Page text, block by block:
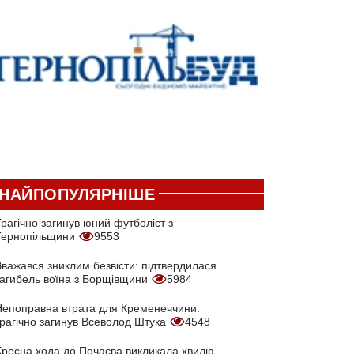
загинув юний футболіст з
9553
зниклим безвісти: підтвердилася
воїна з Борщівщини
5984
втрата для Кременеччини:
загинув Всеволод Штука
4548
хода до Почаєва викликала хвилю